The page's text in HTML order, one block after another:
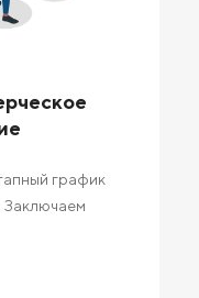
график
Заключаем